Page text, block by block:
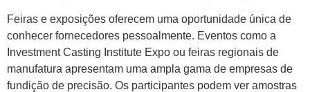
Feiras e exposições oferecem uma oportunidade única de
conhecer fornecedores pessoalmente. Eventos como a
Investment Casting Institute Expo ou feiras regionais de
manufatura apresentam uma ampla gama de empresas de
fundição de precisão. Os participantes podem ver amostras